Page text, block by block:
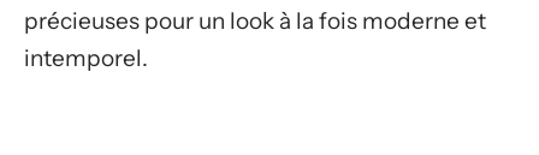
précieuses pour un look à la fois moderne et
intemporel.